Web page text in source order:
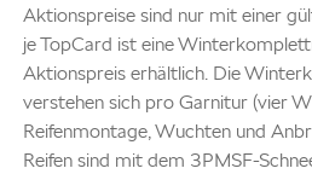
Aktionspreise sind nur mit einer
je TopCard ist eine
Aktionspreis erhältlich. Die
verstehen sich pro Garnitur (vier
Reifenmontage, Wuchten und
Reifen sind mit dem 3PMSF-